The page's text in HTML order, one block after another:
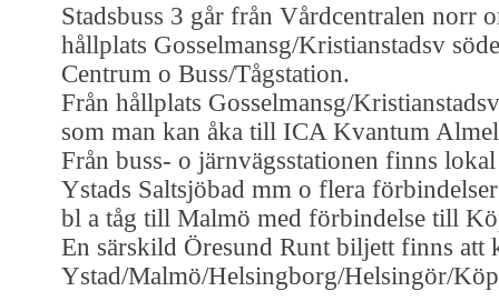
Stadsbuss 3 går från Vårdcentralen norr
hållplats Gosselmansg/Kristianstadsv
Centrum o Buss/Tågstation.
Från hållplats Gosselmansg/
som man kan åka till ICA Kvantum
Från buss- o järnvägsstationen finns
Ystads Saltsjöbad mm o flera
bl a tåg till Malmö med förbindelse till
En särskild Öresund Runt biljett finns att
Ystad/Malmö/Helsingborg/Helsingör/